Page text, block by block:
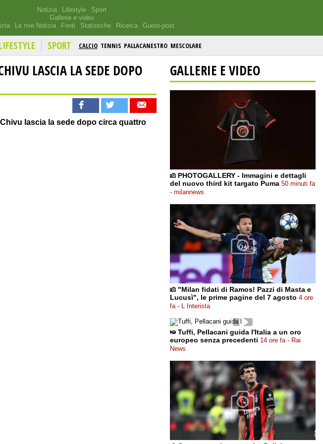
Notizia Lifestyle
Sport
Gallerie e video
Le mie Notizia Fonti Statistiche Ricerca Guest-post
SPORT CALCIO TENNIS PALLACANESTRO MESCOLARE
LASCIA LA SEDE DOPO
lascia la sede dopo circa quattro
GALLERIE E VIDEO
PHOTOGALLERY - Immagini e dettagli
del nuovo third kit targato Puma 50 minuti fa
- milannews
"Milan fidati di Ramos! Pazzi di Masta e
Lucusì", le prime pagine del 7 agosto 4 ore
fa - L Interista
Tuffi, Pellacani guida l'Italia a un oro
europeo senza precedenti 14 ore fa - Rai
News